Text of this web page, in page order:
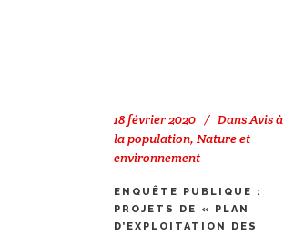
18 février 2020 DansAvis à
la population, Nature et
environnement
ENQUÊTE PUBLIQUE :
PROJETS DE « PLAN
D’EXPLOITATION DES